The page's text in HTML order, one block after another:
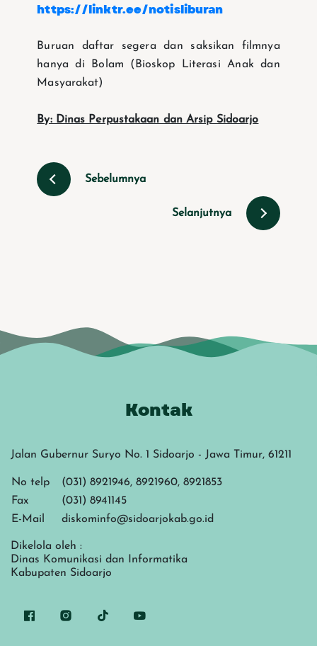
https://linktr.ee/notisliburan
Buruan daftar segera dan saksikan filmnya
hanya di Bolam (Bioskop Literasi Anak dan
Masyarakat)
By: Dinas Perpustakaan dan Arsip Sidoarjo
Sebelumnya
Selanjutnya
Kontak
Jalan Gubernur Suryo No. 1 Sidoarjo - Jawa Timur, 61211
No telp
(031) 8921946, 8921960, 8921853
Fax
(031) 8941145
E-Mail
diskominfo@sidoarjokab.go.id
Dikelola oleh :
Dinas Komunikasi dan Informatika
Kabupaten Sidoarjo